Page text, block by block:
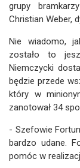
grupy
Christian Weber,
Nie wiadomo,
zostało to
Niemczycki
będzie przede
który w
zanotował 34
- Szefowie
bardzo udane.
pomóc w